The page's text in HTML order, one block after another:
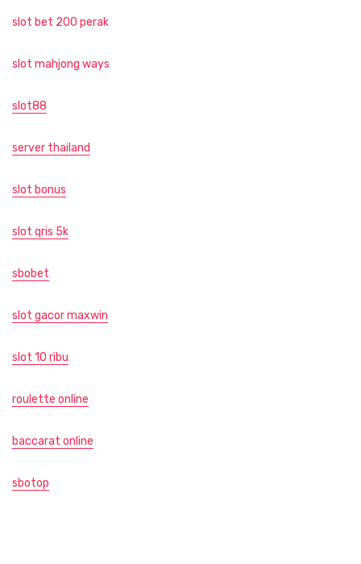
slot bet 200 perak
slot mahjong ways
slot88
server thailand
slot bonus
slot qris 5k
sbobet
slot gacor maxwin
slot 10 ribu
roulette online
baccarat online
sbotop